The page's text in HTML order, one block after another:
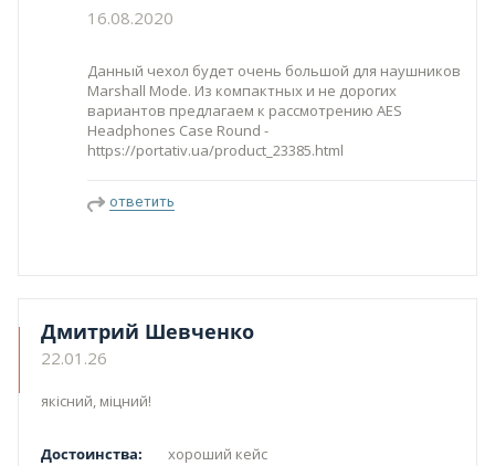
16.08.2020
Данный чехол будет очень большой для наушников
Marshall Mode. Из компактных и не дорогих
вариантов предлагаем к рассмотрению AES
Headphones Case Round -
https://portativ.ua/product_23385.html
ответить
Дмитрий Шевченко
22.01.26
якісний, міцний!
Достоинства:
хороший кейс